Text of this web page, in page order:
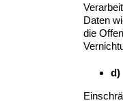
Daten
die
d)